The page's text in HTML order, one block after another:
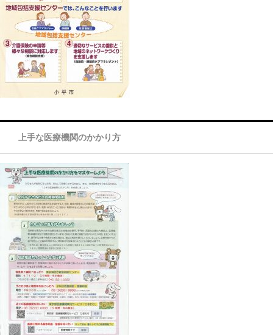
上手な医療機関のかかり方